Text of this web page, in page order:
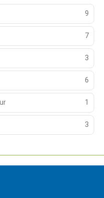
9
7
3
6
1
3